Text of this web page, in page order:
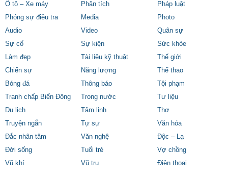
Ô tô – Xe máy
Phân tích
Pháp luật
Phóng sự điều tra
Media
Photo
Audio
Video
Quân sự
Sự cố
Sự kiện
Sức khỏe
Làm đẹp
Tài liệu kỹ thuật
Thế giới
Chiến sự
Năng lượng
Thể thao
Bóng đá
Thông báo
Tội phạm
Tranh chấp Biển Đông
Trong nước
Tư liệu
Du lịch
Tâm linh
Thơ
Truyện ngắn
Tự sự
Văn hóa
Đắc nhân tâm
Văn nghệ
Độc – Lạ
Đời sống
Tuổi trẻ
Vợ chồng
Vũ khí
Vũ trụ Điện thoại